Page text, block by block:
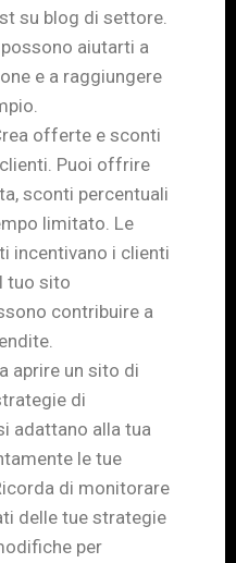
su blog di settore.
aiutarti a
e a raggiungere
offerte e sconti
Puoi offrire
sconti percentuali
limitato. Le
incentivano i clienti
tuo sito
contribuire a
aprire un sito di
di
adattano alla tua
le tue
di monitorare
delle tue strategie
per